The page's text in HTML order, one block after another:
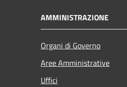
AMMINISTRAZIONE
Organi di Governo
Aree Amministrative
Uffici